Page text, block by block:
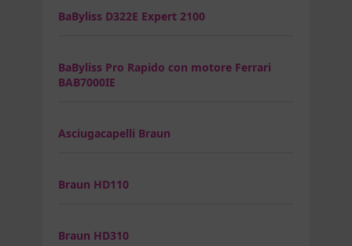
BaByliss D322E Expert 2100
BaByliss Pro Rapido con motore Ferrari
BAB7000IE
Asciugacapelli Braun
Braun HD110
Braun HD310